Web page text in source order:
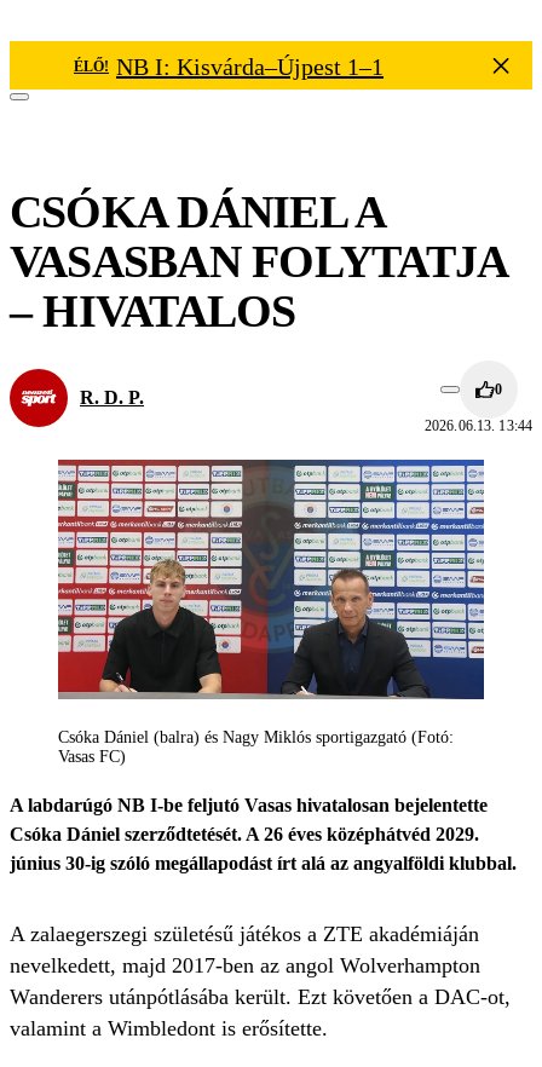
ÉLŐ! NB I: Kisvárda–Újpest 1–1
CSÓKA DÁNIEL A
VASASBAN FOLYTATJA
– HIVATALOS
R. D. P. 0
2026.06.13. 13:44
Csóka Dániel (balra) és Nagy Miklós sportigazgató (Fotó:
Vasas FC)
A labdarúgó NB I-be feljutó Vasas hivatalosan bejelentette
Csóka Dániel szerződtetését. A 26 éves középhátvéd 2029.
június 30-ig szóló megállapodást írt alá az angyalföldi klubbal.
A zalaegerszegi születésű játékos a ZTE akadémiáján
nevelkedett, majd 2017-ben az angol Wolverhampton
Wanderers utánpótlásába került. Ezt követően a DAC-ot,
valamint a Wimbledont is erősítette.